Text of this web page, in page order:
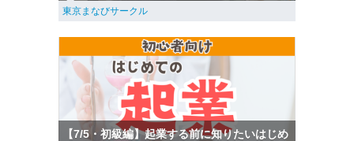
東京まなびサークル
【7/5・初級編】起業する前に知りたいはじめ